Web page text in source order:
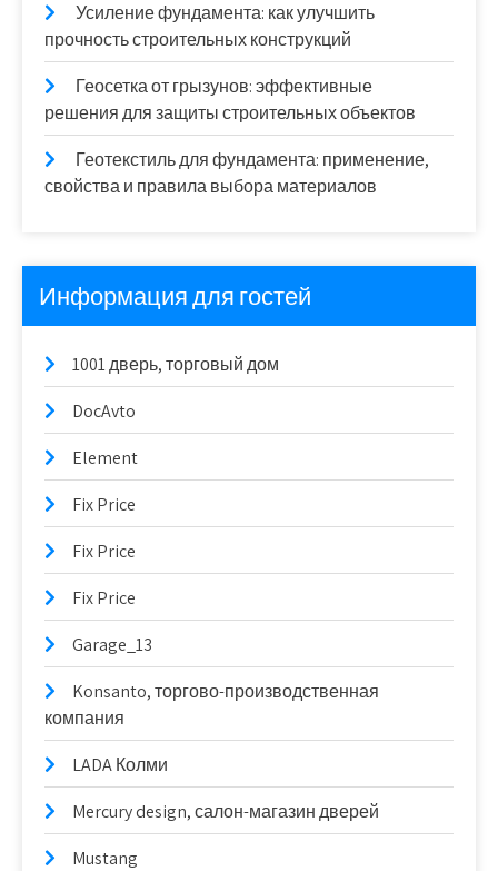
Усиление фундамента: как улучшить
прочность строительных конструкций
Геосетка от грызунов: эффективные
решения для защиты строительных объектов
Геотекстиль для фундамента: применение,
свойства и правила выбора материалов
Информация для гостей
1001 дверь, торговый дом
DocAvto
Element
Fix Price
Fix Price
Fix Price
Garage_13
Konsanto, торгово-производственная
компания
LADA Колми
Mercury design, салон-магазин дверей
Mustang